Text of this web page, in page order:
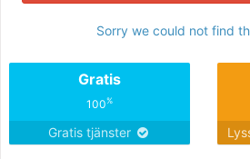
Sorry we could not find
Gratis
100%
Gratis tjänster